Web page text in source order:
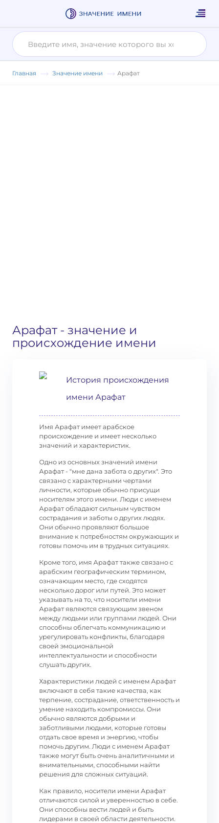
Главная Значение имени Арафат
Арафат- значение и
происхождение имени
История происхождения
имени Арафат
Имя Арафат имеет арабское
происхождение и имеет несколько
значений и характеристик.
Одно из основных значений имени
Арафат - "мне дана забота о других". Это
связано с характерными чертами
личности, которые обычно присущи
носителям этого имени. Люди с именем
Арафат обладают сильным чувством
сострадания и заботы о других людях.
Они обычно проявляют большое
внимание к потребностям окружающих и
готовы помочь им в трудных ситуациях.
Кроме того, имя Арафат также связано с
арабским географическим термином,
означающим место, где сходятся
несколько дорог или путей. Это может
указывать на то, что носители имени
Арафат являются связующим звеном
между людьми или группами людей. Они
способны облегчать коммуникацию и
урегулировать конфликты, благодаря
своей эмоциональной
интеллектуальности и способности
слушать других.
Характеристики людей с именем Арафат
включают в себя такие качества, как
терпение, сострадание, ответственность и
умение находить компромиссы. Они
обычно являются добрыми и
заботливыми людьми, которые готовы
отдать свое время и энергию, чтобы
помочь другим. Люди с именем Арафат
также могут быть очень аналитичными и
внимательными, способными найти
решения для сложных ситуаций.
Как правило, носители имени Арафат
отличаются силой и уверенностью в себе.
Они способны вести людей и быть
лидерами в своей области деятельности.